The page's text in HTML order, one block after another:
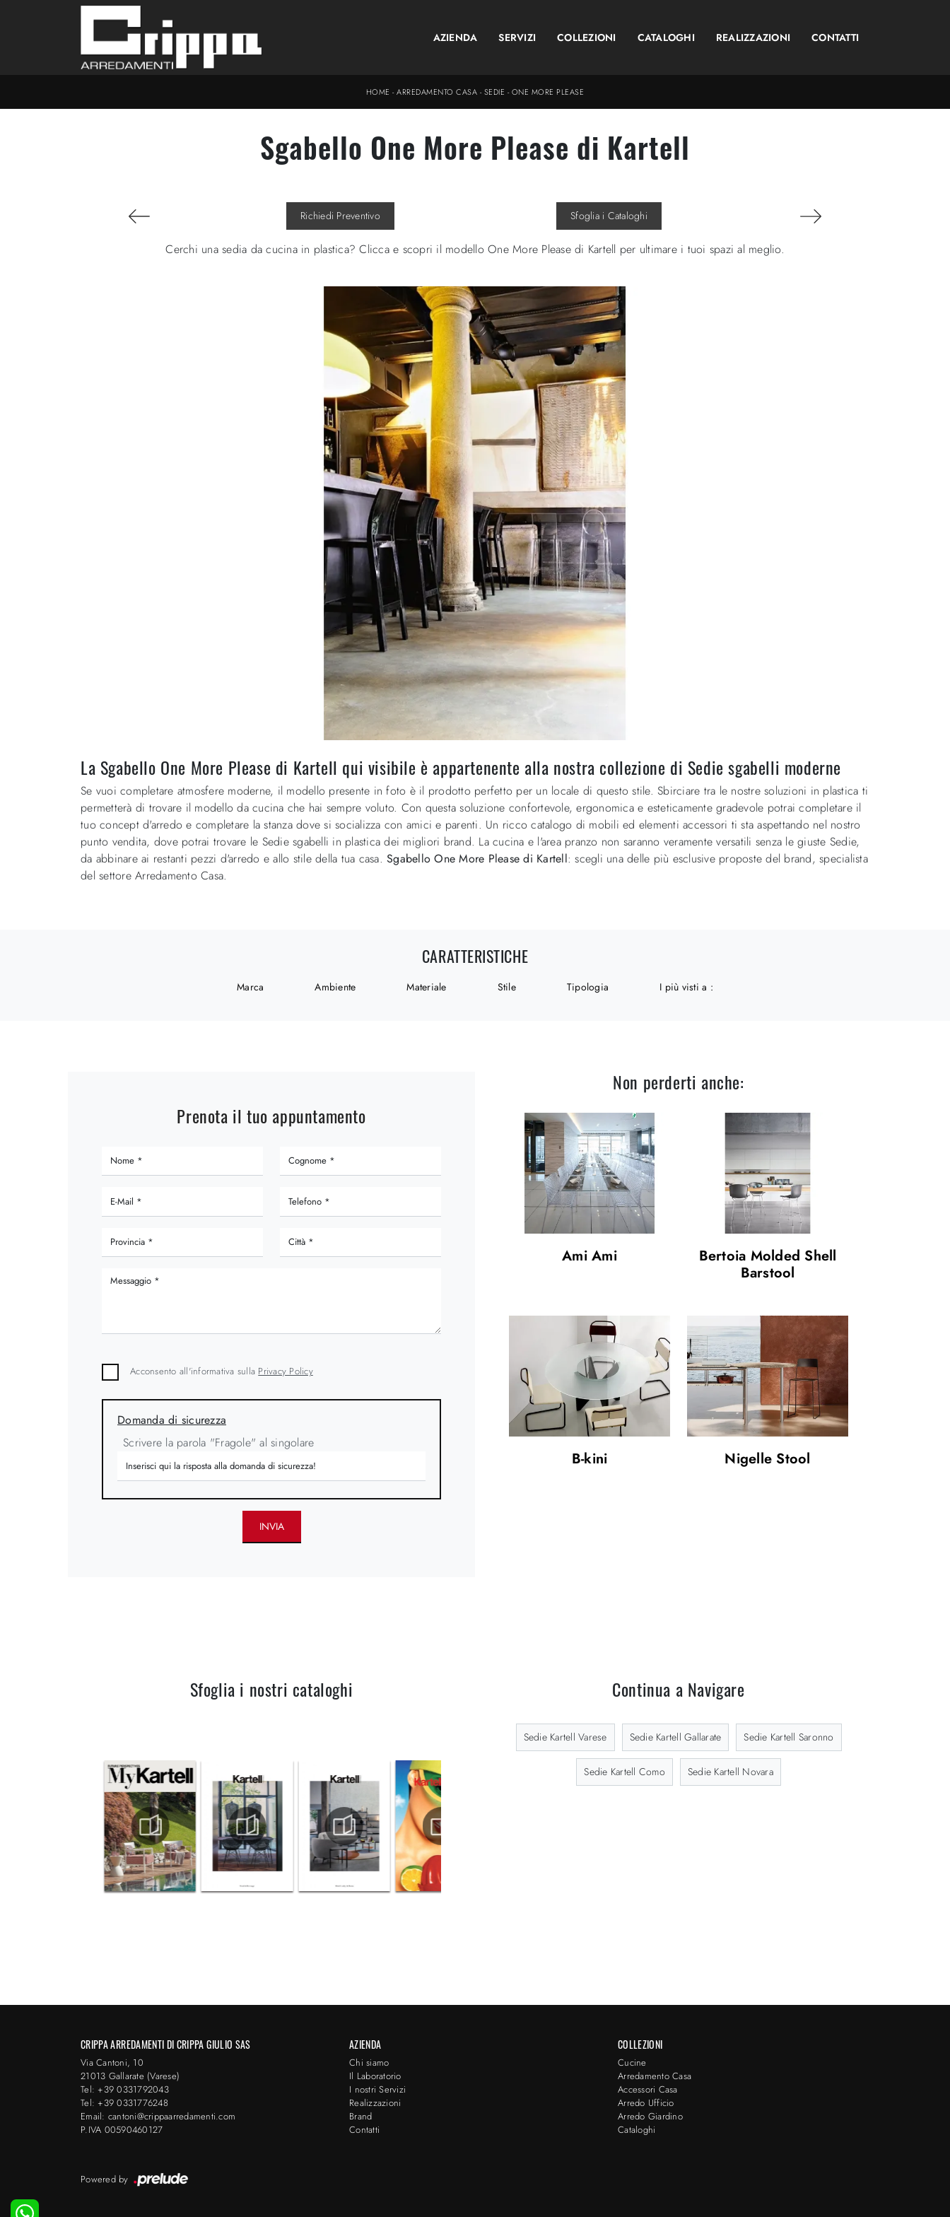
AZIENDA SERVIZI COLLEZIONI CATALOGHI REALIZZAZIONI CONTATTI
HOME -ARREDAMENTO CASA -SEDIE -ONE MORE PLEASE
Sgabello One More Please di Kartell
Richiedi Preventivo Sfoglia i Cataloghi
Cerchi una sedia da cucina in plastica? Clicca e scopri il modello One More Please di Kartell per ultimare i tuoi spazi al meglio.
La Sgabello One More Please di Kartell qui visibile è appartenente alla nostra collezione di Sedie sgabelli moderne
Se vuoi completare atmosfere moderne, il modello presente in foto è il prodotto perfetto per un locale di questo stile. Sbirciare tra le nostre soluzioni in plastica ti
permetterà di trovare il modello da cucina che hai sempre voluto. Con questa soluzione confortevole, ergonomica e esteticamente gradevole potrai completare il
tuo concept d'arredo e completare la stanza dove si socializza con amici e parenti. Un ricco catalogo di mobili ed elementi accessori ti sta aspettando nel nostro
punto vendita, dove potrai trovare le Sedie sgabelli in plastica dei migliori brand. La cucina e l'area pranzo non saranno veramente versatili senza le giuste Sedie,
da abbinare ai restanti pezzi d'arredo e allo stile della tua casa. Sgabello One More Please di Kartell: scegli una delle più esclusive proposte del brand, specialista
del settore Arredamento Casa.
CARATTERISTICHE
Marca Ambiente Materiale Stile Tipologia I più visti a :
Prenota il tuo appuntamento
Acconsento all'informativa sulla Privacy Policy
Domanda di sicurezza
Scrivere la parola "Fragole" al singolare
INVIA
Non perderti anche:
Ami Ami
Bertoia Molded Shell
Barstool
B-kini Nigelle Stool
Sfoglia i nostri cataloghi Continua a Navigare
Sedie Kartell Varese Sedie Kartell Gallarate Sedie Kartell Saronno
Sedie Kartell Como Sedie Kartell Novara
CRIPPA ARREDAMENTI DI CRIPPA GIULIO SAS
Via Cantoni, 10
21013 Gallarate (Varese)
Tel: +39 0331792043
Tel: +39 0331776248
Email: cantoni@crippaarredamenti.com
P.IVA 00590460127
AZIENDA
Chi siamo
Il Laboratorio
I nostri Servizi
Realizzazioni
Brand
Contatti
COLLEZIONI
Cucine
Arredamento Casa
Accessori Casa
Arredo Ufficio
Arredo Giardino
Cataloghi
Powered by